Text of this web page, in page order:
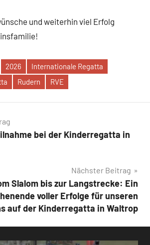
und weiterhin viel Erfolg
2026
Internationale Regatta
Rudern RVE
bei der Kinderregatta in
Nächster Beitrag
Slalom bis zur Langstrecke: Ein
voller Erfolge für unseren
auf der Kinderregatta in Waltrop